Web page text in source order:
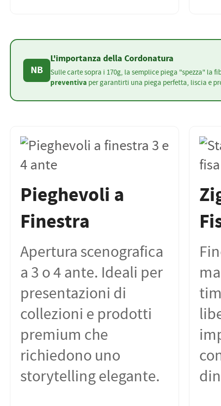
NB
L'importanza della Cordonatura
Sulle carte sopra i 170g, la semplice piega "spezza"
preventiva per garantirti una piega perfetta, liscia e
Pieghevoli a
Finestra
Apertura scenografica
a 3 o 4 ante. Ideali per
presentazioni di
collezioni e prodotti
premium che
richiedono uno
storytelling elegante.